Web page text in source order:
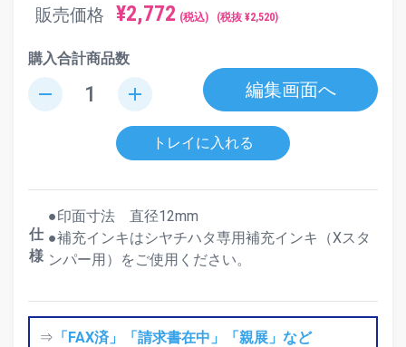
販売価格 ¥2,772 (税込) (税抜 ¥2,520)
購入合計商品数
remove add 編集画面へ
トレイに入れる
仕
様
●印面寸法 直径12mm
●補充インキはシヤチハタ専用補充インキ（Xスタ
ンパー用）をご使用ください。
⇒ 「FAX済」「請求書在中」「親展」など